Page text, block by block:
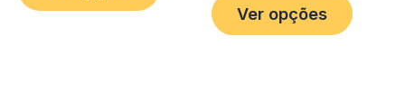
Ver opções